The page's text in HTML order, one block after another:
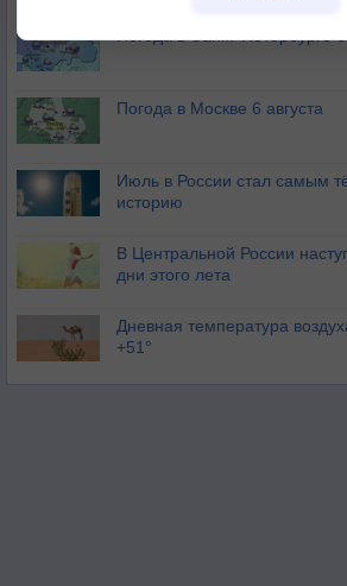
Погода в Санкт-Петербурге 6
Погода в Москве 6 августа
Июль в России стал самым
историю
В Центральной России
дни этого лета
Дневная температура
+51°